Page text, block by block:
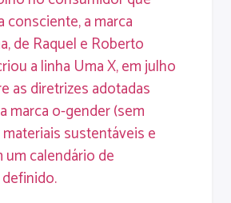
consciente, a marca
de Raquel e Roberto
a linha Uma X, em julho
as diretrizes adotadas
marca o-gender (sem
sustentáveis e
um calendário de